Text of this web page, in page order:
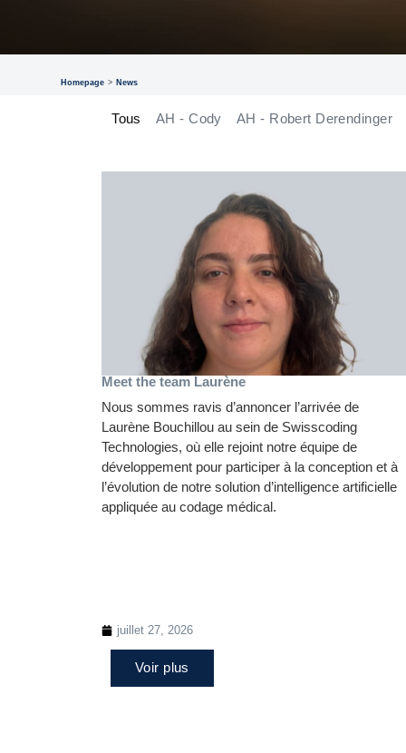
Homepage >News
AH - Cody AH - Robert Derendinger
Tous
Meet the team Laurène
Nous sommes ravis d’annoncer l’arrivée de
Laurène Bouchillou au sein de Swisscoding
Technologies, où elle rejoint notre équipe de
développement pour participer à la conception et à
l’évolution de notre solution d’intelligence artificielle
appliquée au codage médical.
juillet 27, 2026
Voir plus